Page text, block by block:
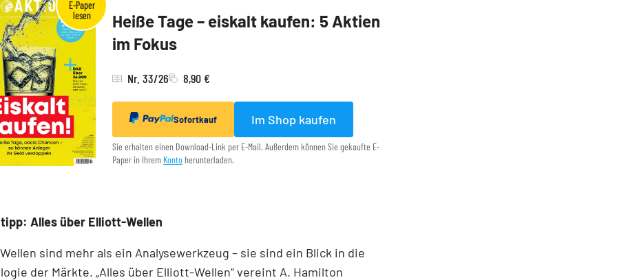
Heiße Tage – eiskalt kaufen: 5 Aktien
im Fokus
Nr. 33/26 8,90 €
Sofortkauf Im Shop kaufen
Sie erhalten einen Download-Link per E-Mail. Außerdem können Sie gekaufte E-
Paper in Ihrem Konto herunterladen.
Alles über Elliott-Wellen
sind mehr als ein Analysewerkzeug – sie sind ein Blick in die
der Märkte. „Alles über Elliott-Wellen“ vereint A. Hamilton